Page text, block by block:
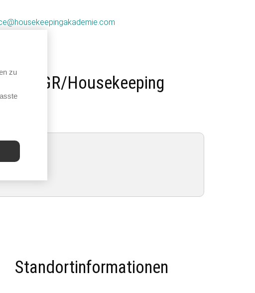
(FIGR/Housekeeping
Standortinformationen
zu